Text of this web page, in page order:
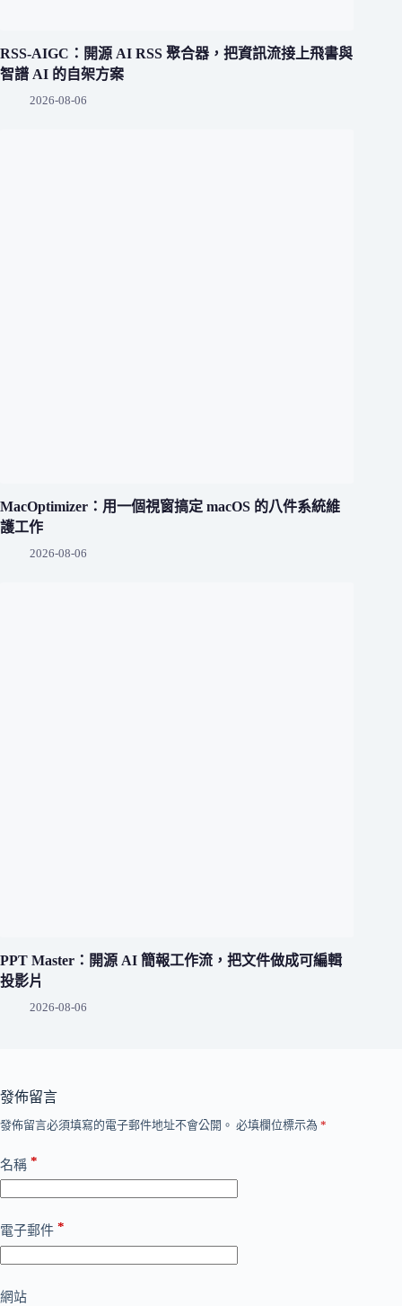
RSS-AIGC：開源 AI RSS 聚合器，把資訊流接上飛書與
智譜 AI 的自架方案
2026-08-06
MacOptimizer：用一個視窗搞定 macOS 的八件系統維
護工作
2026-08-06
PPT Master：開源 AI 簡報工作流，把文件做成可編輯
投影片
2026-08-06
發佈留言
發佈留言必須填寫的電子郵件地址不會公開。 必填欄位標示為 *
名稱 *
電子郵件 *
網站